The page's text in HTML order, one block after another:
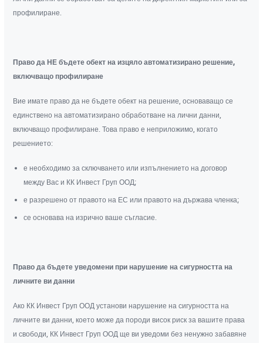
профилиране.
Право да НЕ бъдете обект на изцяло автоматизирано решение,
включващо профилиране
Вие имате право да не бъдете обект на решение, основаващо се
единствено на автоматизирано обработване на лични данни,
включващо профилиране. Това право е неприложимо, когато
решението:
е необходимо за сключването или изпълнението на договор
между Вас и КК Инвест Груп ООД;
е разрешено от правото на ЕС или правото на държава членка;
се основава на изрично ваше съгласие.
Право да бъдете уведомени при нарушение на сигурността на
личните ви данни
Ако КК Инвест Груп ООД установи нарушение на сигурността на
личните ви данни, което може да породи висок риск за вашите права
и свободи, КК Инвест Груп ООД ще ви уведоми без ненужно забавяне